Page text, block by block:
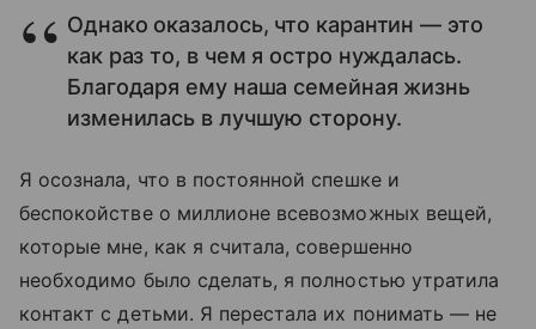
Однако оказалось, что карантин — это
как раз то, в чем я остро нуждалась.
Благодаря ему наша семейная жизнь
изменилась в лучшую сторону.
Я осознала, что в постоянной спешке и
беспокойстве о миллионе всевозможных вещей,
которые мне, как я считала, совершенно
необходимо было сделать, я полностью утратила
контакт с детьми. Я перестала их понимать — не